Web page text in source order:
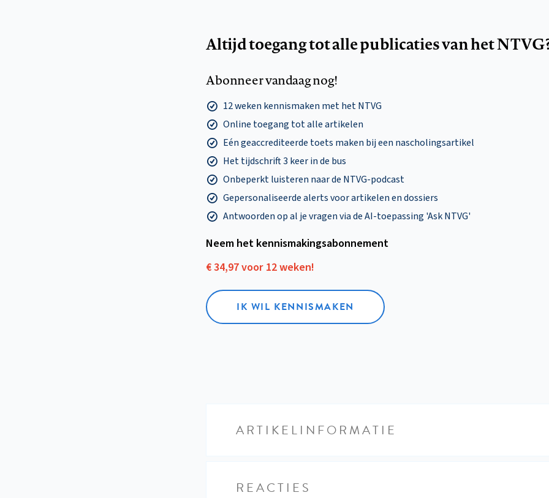
Altijd toegang tot alle publicaties van het
Abonneer vandaag nog!
12 weken kennismaken met het NTVG
Online toegang tot alle artikelen
Eén geaccrediteerde toets maken bij een nascholingsartikel
Het tijdschrift 3 keer in de bus
Onbeperkt luisteren naar de NTVG-podcast
Gepersonaliseerde alerts voor artikelen en dossiers
Antwoorden op al je vragen via de AI-toepassing 'Ask NTVG'
Neem het kennismakings­abonnement
€ 34,97 voor 12 weken!
IK WIL KENNISMAKEN
ARTIKELINFORMATIE
REACTIES